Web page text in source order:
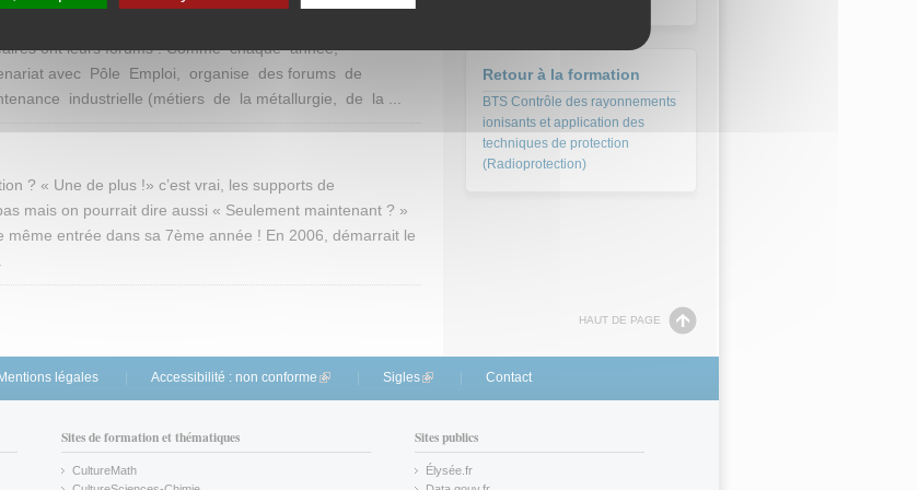
ont leurs forums ! Comme chaque année,
avec Pôle Emploi, organise des forums de
industrielle (métiers de la métallurgie, de la ...
? « Une de plus !» c’est vrai, les supports de
mais on pourrait dire aussi « Seulement maintenant ? »
même entrée dans sa 7ème année ! En 2006, démarrait le
Retour à la formation
BTS Contrôle des rayonnements
ionisants et application des
techniques de protection
(Radioprotection)
HAUT DE PAGE
Mentions légales Accessibilité : non conforme (link is external)
Sigles(link is external)
Contact
Sites de formation et thématiques
CultureMath
Sites publics
Élysée.fr